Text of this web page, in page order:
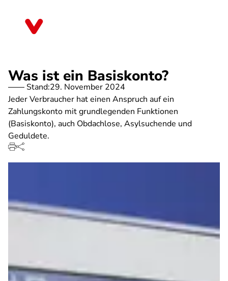
Was ist ein Basiskonto?
Stand:29. November 2024
Jeder Verbraucher hat einen Anspruch auf ein
Zahlungskonto mit grundlegenden Funktionen
(Basiskonto), auch Obdachlose, Asylsuchende und
Geduldete.